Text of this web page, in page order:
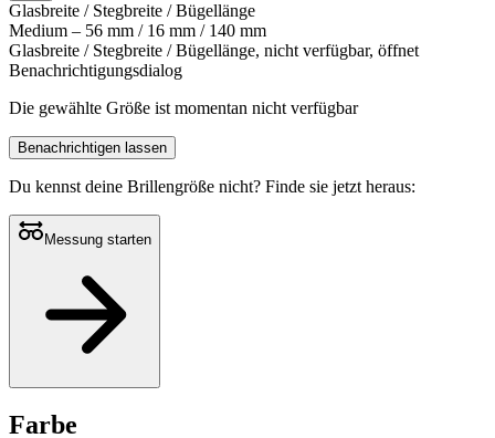
Glasbreite / Stegbreite / Bügellänge
Medium – 56 mm / 16 mm / 140 mm
Glasbreite / Stegbreite / Bügellänge, nicht verfügbar, öffnet
Benachrichtigungsdialog
Die gewählte Größe ist momentan nicht verfügbar
Benachrichtigen lassen
Du kennst deine Brillengröße nicht? Finde sie jetzt heraus:
Messung starten
Farbe